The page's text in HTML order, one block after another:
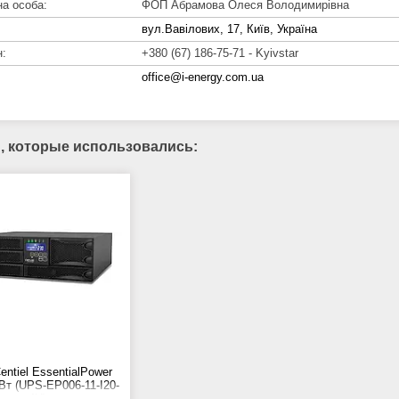
ФОП Абрамова Олеся Володимирівна
вул.Вавілових, 17, Київ, Україна
+380 (67) 186-75-71
Kyivstar
office@i-energy.com.ua
EssentialPower
(UPS-EP006-11-I20-